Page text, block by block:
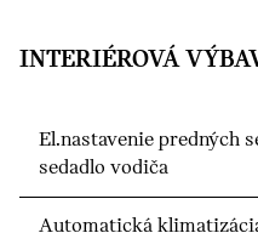
INTERIÉROVÁ
El.nastavenie predných
sedadlo vodiča
Automatická